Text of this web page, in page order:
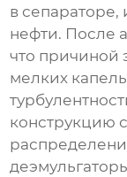
в сепараторе,
нефти. После
что причиной
мелких
конструкцию